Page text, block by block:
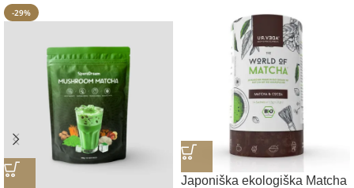
-29%
Japoniška ekologiška Matcha